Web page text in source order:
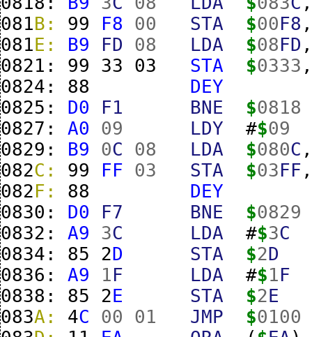
081B: 99 F8 00 STA $00F8
081E: B9 FD 08 LDA $08FD
0821:
99 33 03 STA $0333
0824:
88
DEY
0825:
D0 F1 BNE $0818
0827:
A0 09 LDY #$09
0829:
B9 0C 08 LDA $080C
082C: 99 FF 03 STA $03FF
082F: 88
DEY
0830:
D0 F7 BNE $0829
0832:
A9 3C LDA #$3C
0834:
85 2D STA $2D
0836:
A9 1F LDA #$1F
0838:
85 2E STA $2E
083A: 4C 00 01 JMP $0100